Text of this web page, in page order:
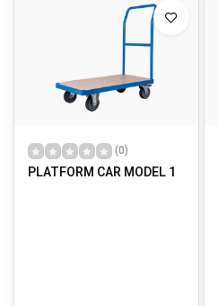
(0)
PLATFORM CAR MODEL 1